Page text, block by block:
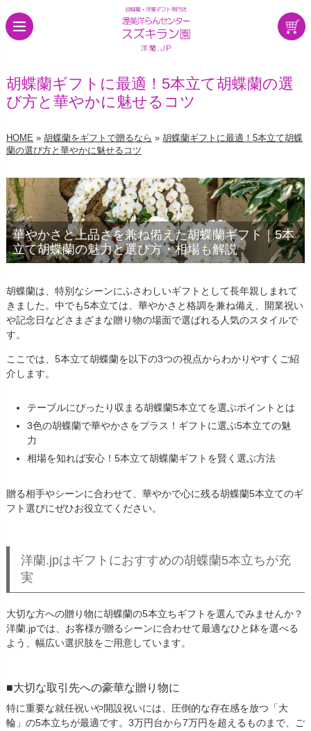
胡蝶蘭ギフトに最適！5本立て胡蝶蘭の選
び方と華やかに魅せるコツ
HOME » 胡蝶蘭をギフトで贈るなら » 胡蝶蘭ギフトに最適！5本立て胡蝶
蘭の選び方と華やかに魅せるコツ
華やかさと上品さを兼ね備えた胡蝶蘭ギフト｜5本
立て胡蝶蘭の魅力と選び方・相場も解説
胡蝶蘭は、特別なシーンにふさわしいギフトとして長年親しまれて
きました。中でも5本立ては、華やかさと格調を兼ね備え、開業祝い
や記念日などさまざまな贈り物の場面で選ばれる人気のスタイルで
す。
ここでは、5本立て胡蝶蘭を以下の3つの視点からわかりやすくご紹
介します。
テーブルにぴったり収まる胡蝶蘭5本立てを選ぶポイントとは
3色の胡蝶蘭で華やかさをプラス！ギフトに選ぶ5本立ての魅
力
相場を知れば安心！5本立て胡蝶蘭ギフトを賢く選ぶ方法
贈る相手やシーンに合わせて、華やかで心に残る胡蝶蘭5本立てのギ
フト選びにぜひお役立てください。
洋蘭.jpはギフトにおすすめの胡蝶蘭5本立ちが充
実
大切な方への贈り物に胡蝶蘭の5本立ちギフトを選んでみませんか？
洋蘭.jpでは、お客様が贈るシーンに合わせて最適なひと鉢を選べる
よう、幅広い選択肢をご用意しています。
大切な取引先への豪華な贈り物に
特に重要な就任祝いや開設祝いには、圧倒的な存在感を放つ「大
輪」の5本立ちが最適です。3万円台から7万円を超えるものまで、ご